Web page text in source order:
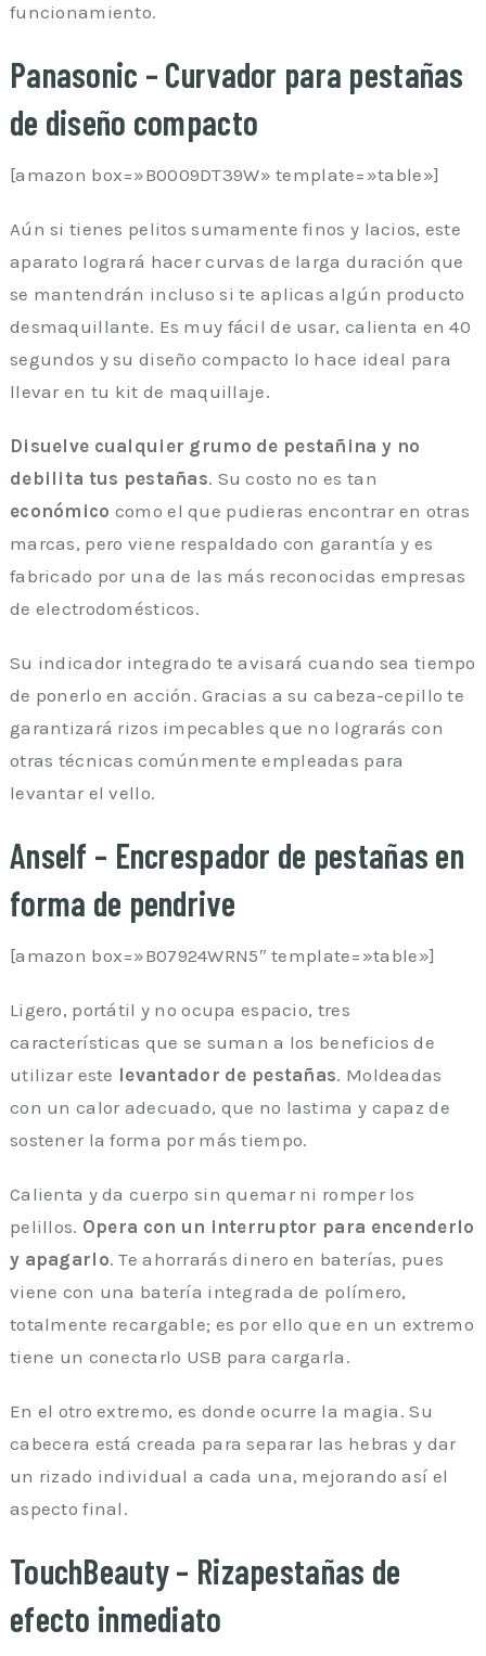
funcionamiento.
Panasonic – Curvador para pestañas
de diseño compacto
[amazon box=»B0009DT39W» template=»table»]
Aún si tienes pelitos sumamente finos y lacios, este
aparato logrará hacer curvas de larga duración que
se mantendrán incluso si te aplicas algún producto
desmaquillante. Es muy fácil de usar, calienta en 40
segundos y su diseño compacto lo hace ideal para
llevar en tu kit de maquillaje.
Disuelve cualquier grumo de pestañina y no
debilita tus pestañas. Su costo no es tan
económico como el que pudieras encontrar en otras
marcas, pero viene respaldado con garantía y es
fabricado por una de las más reconocidas empresas
de electrodomésticos.
Su indicador integrado te avisará cuando sea tiempo
de ponerlo en acción. Gracias a su cabeza-cepillo te
garantizará rizos impecables que no lograrás con
otras técnicas comúnmente empleadas para
levantar el vello.
Anself – Encrespador de pestañas en
forma de pendrive
[amazon box=»B07924WRN5″ template=»table»]
Ligero, portátil y no ocupa espacio, tres
características que se suman a los beneficios de
utilizar este levantador de pestañas. Moldeadas
con un calor adecuado, que no lastima y capaz de
sostener la forma por más tiempo.
Calienta y da cuerpo sin quemar ni romper los
pelillos. Opera con un interruptor para encenderlo
y apagarlo. Te ahorrarás dinero en baterías, pues
viene con una batería integrada de polímero,
totalmente recargable; es por ello que en un extremo
tiene un conectarlo USB para cargarla.
En el otro extremo, es donde ocurre la magia. Su
cabecera está creada para separar las hebras y dar
un rizado individual a cada una, mejorando así el
aspecto final.
TouchBeauty – Rizapestañas de
efecto inmediato